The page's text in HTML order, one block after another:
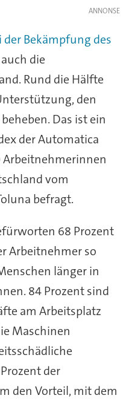
Bekämpfung des
die
Rund die Hälfte
den
Das ist ein
der Automatica
Arbeitnehmerinnen
vom
befragt.
68 Prozent
Arbeitnehmer so
länger in
84 Prozent sind
am Arbeitsplatz
Maschinen
der
den Vorteil, mit dem